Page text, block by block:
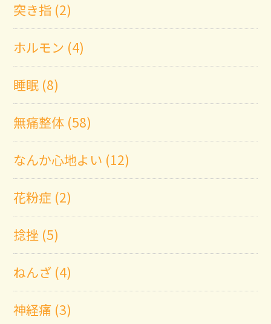
突き指 (2)
ホルモン (4)
睡眠 (8)
無痛整体 (58)
なんか心地よい (12)
花粉症 (2)
捻挫 (5)
ねんざ (4)
神経痛 (3)